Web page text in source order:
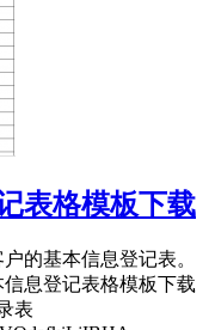
表格模板下载
的基本信息登记表。
息登记表格模板下载
表